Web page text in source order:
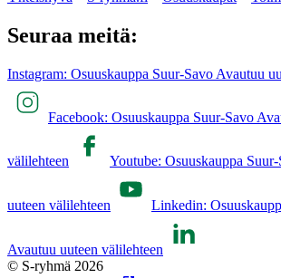
Seuraa meitä:
Instagram: Osuuskauppa Suur-Savo Avautuu
Facebook: Osuuskauppa Suur-Savo
välilehteen Youtube: Osuuskauppa
uuteen välilehteen Linkedin:
Avautuu uuteen välilehteen
© S-ryhmä 2026